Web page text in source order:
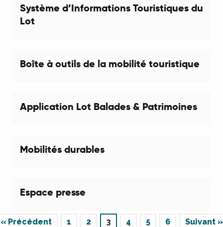
Système d’Informations Touristiques du
Lot
Boîte à outils de la mobilité touristique
Application Lot Balades & Patrimoines
Mobilités durables
Espace presse
« Précédent 1 2 3 4 5 6 Suivant »